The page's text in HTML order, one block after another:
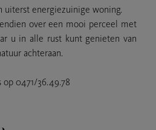
uiterst energiezuinige woning.
over een mooi perceel met
u in alle rust kunt genieten van
achteraan.
op 0471/36.49.78